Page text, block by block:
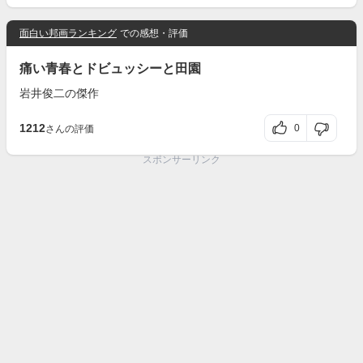
面白い邦画ランキング での感想・評価
痛い青春とドビュッシーと田園
岩井俊二の傑作
1212さんの評価 0
スポンサーリンク